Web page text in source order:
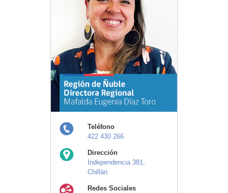
Teléfono
422 430 266
Dirección
Independencia 381,
Chillán.
Redes Sociales